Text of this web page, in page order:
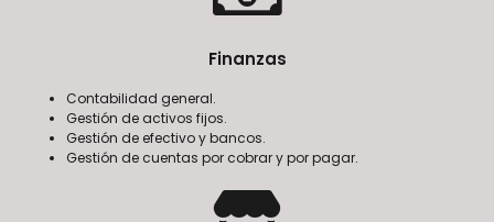
Finanzas
Contabilidad general.
Gestión de activos fijos.
Gestión de efectivo y bancos.
Gestión de cuentas por cobrar y por pagar.